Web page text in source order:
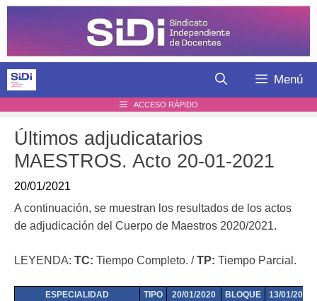
Saltar
Menú
ACCESO RÁPIDO
Últimos adjudicatarios
MAESTROS. Acto 20-01-2021
20/01/2021
A continuación, se muestran los resultados de los actos
de adjudicación del Cuerpo de Maestros 2020/2021.
LEYENDA: TC: Tiempo Completo. /TP: Tiempo Parcial.
ESPECIALIDAD TIPO 20/01/2020 BLOQUE
13/01/2020